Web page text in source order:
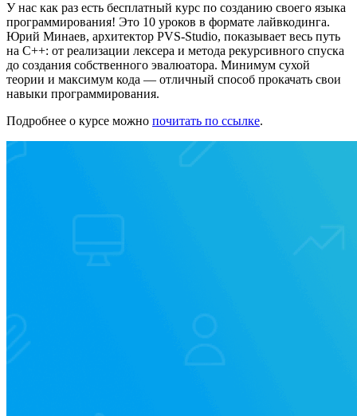
У нас как раз есть бесплатный курс по созданию своего языка
программирования! Это 10 уроков в формате лайвкодинга.
Юрий Минаев, архитектор PVS-Studio, показывает весь путь
на C++: от реализации лексера и метода рекурсивного спуска
до создания собственного эвалюатора. Минимум сухой
теории и максимум кода — отличный способ прокачать свои
навыки программирования.
Подробнее о курсе можно почитать по ссылке.